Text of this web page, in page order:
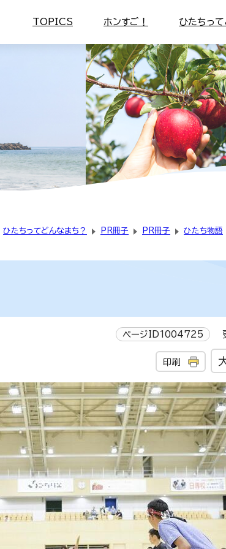
TOPICS ホンすご！ ひたちって
ひたちってどんなまち？ PR冊子 PR冊子 ひたち物語
ページID1004725
印刷